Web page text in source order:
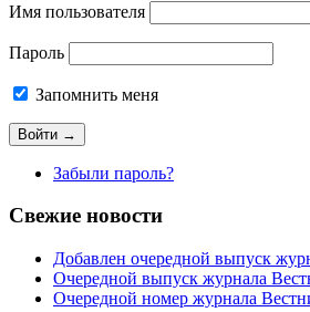
Имя пользователя
Пароль
Запомнить меня
Забыли пароль?
Свежие новости
Добавлен очередной выпуск
Очередной выпуск журнала
Очередной номер журнала